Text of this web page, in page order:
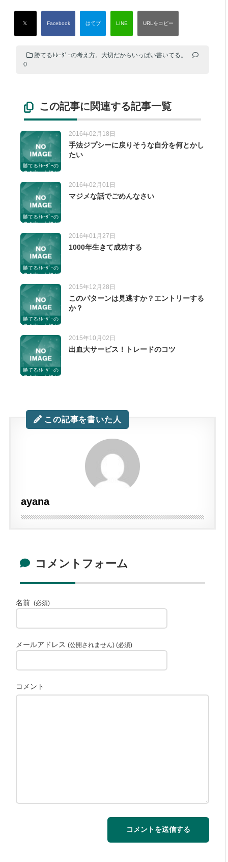
勝てるﾄﾚｰﾀﾞｰの考え方。大切だからいっぱい書いてる。
0
この記事に関連する記事一覧
勝てるﾄﾚｰﾀﾞｰの
考え方。大切だ
いてる。
2016年02月18日
手法ジプシーに戻りそうな自分を何とかし
たい
勝てるﾄﾚｰﾀﾞｰの
考え方。大切だ
いてる。
2016年02月01日
マジメな話でごめんなさい
勝てるﾄﾚｰﾀﾞｰの
考え方。大切だ
いてる。
2016年01月27日
1000年生きて成功する
勝てるﾄﾚｰﾀﾞｰの
考え方。大切だ
いてる。
2015年12月28日
このパターンは見逃すか？エントリーする
か？
勝てるﾄﾚｰﾀﾞｰの
考え方。大切だ
2015年10月02日
出血大サービス！トレードのコツ
この記事を書いた人
ayana
コメントフォーム
名前 (必須)
メールアドレス(公開されません) (必須)
コメント